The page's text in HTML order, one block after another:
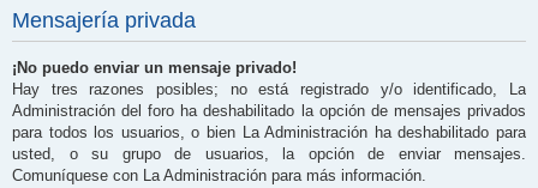
Mensajería privada
¡No puedo enviar un mensaje privado!
Hay tres razones posibles; no está registrado y/o identificado, La
Administración del foro ha deshabilitado la opción de mensajes privados
para todos los usuarios, o bien La Administración ha deshabilitado para
usted, o su grupo de usuarios, la opción de enviar mensajes.
Comuníquese con La Administración para más información.